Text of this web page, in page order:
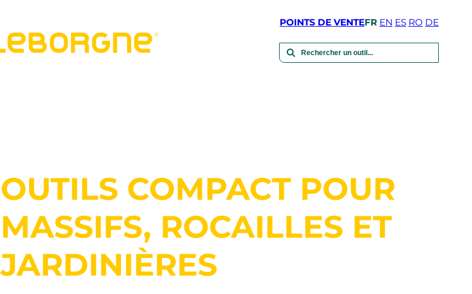
POINTS DE VENTEFR EN ES RO DE
OUTILS COMPACT POUR
MASSIFS, ROCAILLES ET
JARDINIÈRES